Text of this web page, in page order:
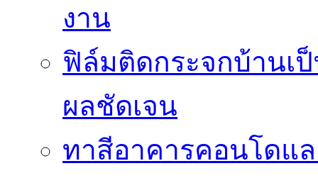
งาน
ฟิล์มติดกระจกบ้านเ
ผลชัดเจน
ทาสีอาคารคอนโดแ